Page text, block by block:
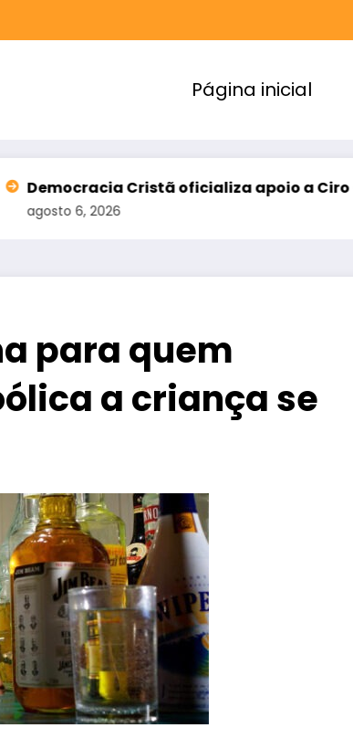
Página inicial
oficializa apoio a Ciro Gomes e
para quem
a criança se